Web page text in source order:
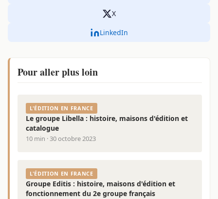
X
LinkedIn
Pour aller plus loin
L'ÉDITION EN FRANCE
Le groupe Libella : histoire, maisons d'édition et
catalogue
10 min · 30 octobre 2023
L'ÉDITION EN FRANCE
Groupe Editis : histoire, maisons d'édition et
fonctionnement du 2e groupe français